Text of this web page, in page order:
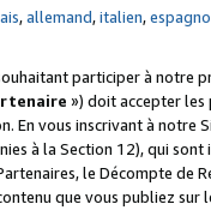
,allemand,italien,
participer à notre
») doit accepter les
En vous inscrivant à notre
à la Section 12), qui
le Décompte de
que vous publiez